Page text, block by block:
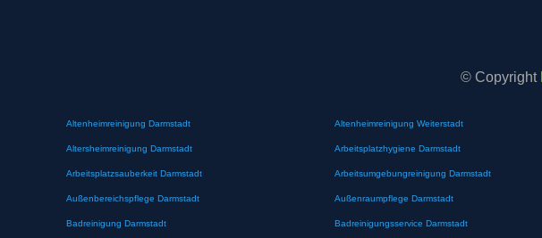
© Copyright
Altenheimreinigung Darmstadt Altenheimreinigung Weiterstadt
Altersheimreinigung Darmstadt Arbeitsplatzhygiene Darmstadt
Arbeitsplatzsauberkeit Darmstadt Arbeitsumgebungreinigung Darmstadt
Außenbereichspflege Darmstadt Außenraumpflege Darmstadt
Badreinigung Darmstadt Badreinigungsservice Darmstadt